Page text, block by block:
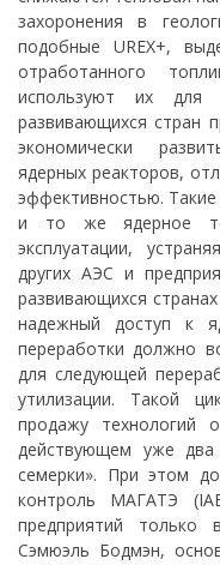
захоронения в
подобные UREX+,
отработанного
используют их для
развивающихся стран
экономически
ядерных реакторов,
эффективностью.
и то же ядерное
эксплуатации,
других АЭС и
развивающихся
надежный доступ к
переработки должно
для следующей
утилизации. Такой
продажу технологий
действующем уже два
семерки». При этом
контроль МАГАТЭ
предприятий только
Сэмюэль Бодмэн,